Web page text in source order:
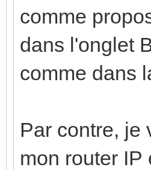
comme
dans l'onglet
comme dans
Par contre, je
mon router